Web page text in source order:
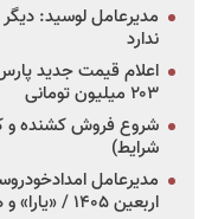
مدیرعامل لوسید:
ندارد
۲۰۳ میلیون تومانی
شرایط)
اربعین ۱۴۰۵ / «یارا» و هوش مصنوعی به خدمت زائران آمد